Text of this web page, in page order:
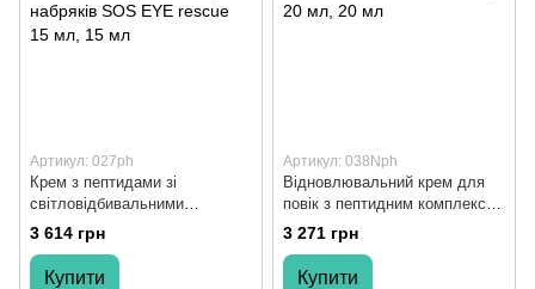
Артикул: 027ph
Крем з пептидами зі
світловідбивальними
частинками для повік проти
набряків SOS EYE rescue 15
мл
3 614 грн
Купити
Артикул: 038Nph
Відновлювальний крем для
повік з пептидним комплексом
E.Y.E. recovery 20 мл
3 271 грн
Купити